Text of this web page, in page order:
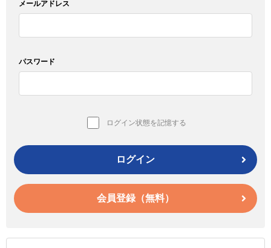
メールアドレス
パスワード
ログイン状態を記憶する
ログイン
会員登録（無料）